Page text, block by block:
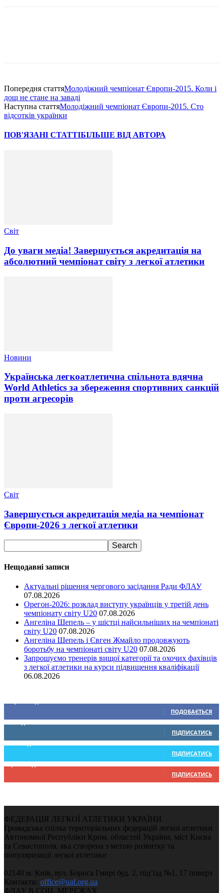
Попередня статтяМолодіжний чемпіонат Європи-2015. Коли і
дощ не стане на заваді
Наступна статтяМолодіжний чемпіонат Європи-2015. Сто
відсотків українки
ПОВ'ЯЗАНІ СТАТТІБІЛЬШЕ ВІД АВТОРА
Світ
До уваги медіа! Завершується акредитація на
абсолютний чемпіонат світу з легкої атлетики
Новини
Українська легкоатлетична спільнота вдячна
World Athletics за збереження спортивних санкцій
проти агресорів
Світ
Завершується акредитація медіа на чемпіонат
Європи-2026 з легкої атлетики
Нещодавні записи
Актуальні рішення чергового засідання Ради ФЛАУ
07.08.2026
Орегон-2026: розклад виступу українців у третій день
чемпіонату світу U20 07.08.2026
Ангеліна Шепель – у шістці найсильніших на чемпіонаті
світу U20 07.08.2026
Ангеліна Шепель і Євген Жмайло продовжують
боротьбу на чемпіонаті світу U20 07.08.2026
Запрошуємо тренерів вищої категорії та охочих фахівців
з легкої атлетики на курси підвищення кваліфікації
06.08.2026
ПОДОБАЄТЬСЯ
0 Підписників
ПІДПИСАТИСЬ
234 Підписників
ПІДПИСАТИСЬ
9,370 Підписників
ПІДПИСАТИСЬ
ФЕДЕРАЦІЯ ЛЕГКОЇ АТЛЕТИКИ УКРАЇНИ
Громадська спілка територіальних федерацій легкої атлетики
Автономної Республіки Крим, областей України, міст Києва
та Севастополя, яка створена з метою розвитку та
популяризації легкої атлетики
02140 м. Київ, вул. Бориса Гмирі буд. 2, під’їзд №1, 17 поверх
Контакти: office@uaf.org.ua
ФЛАУ В СОЦ. МЕРЕЖАХ